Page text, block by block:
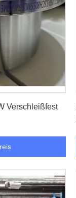
Verschleißfest